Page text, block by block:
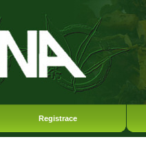
Registrace